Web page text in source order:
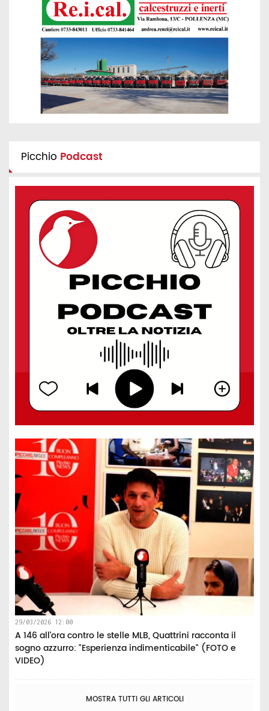
Picchio Podcast
29/03/2026 12:00
A 146 all’ora contro le stelle MLB, Quattrini racconta il
sogno azzurro: "Esperienza indimenticabile" (FOTO e
VIDEO)
MOSTRA TUTTI GLI ARTICOLI